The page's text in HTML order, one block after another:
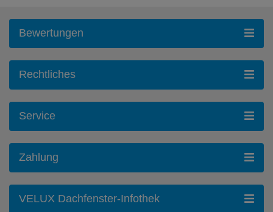
Bewertungen
Rechtliches
Service
Zahlung
VELUX Dachfenster-Infothek